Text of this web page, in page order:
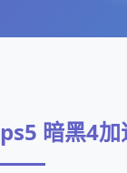
ps5 暗黑4加